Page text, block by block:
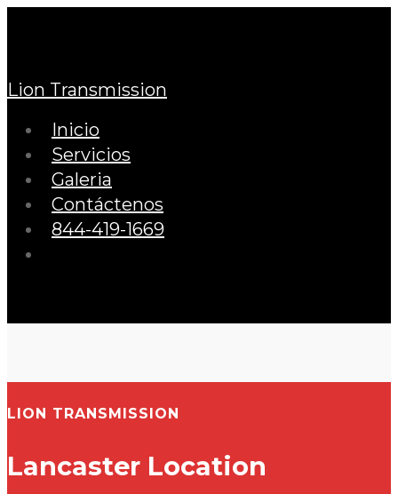
Lion Transmission
Inicio
Servicios
Galeria
Contáctenos
844-419-1669
LION TRANSMISSION
Lancaster Location